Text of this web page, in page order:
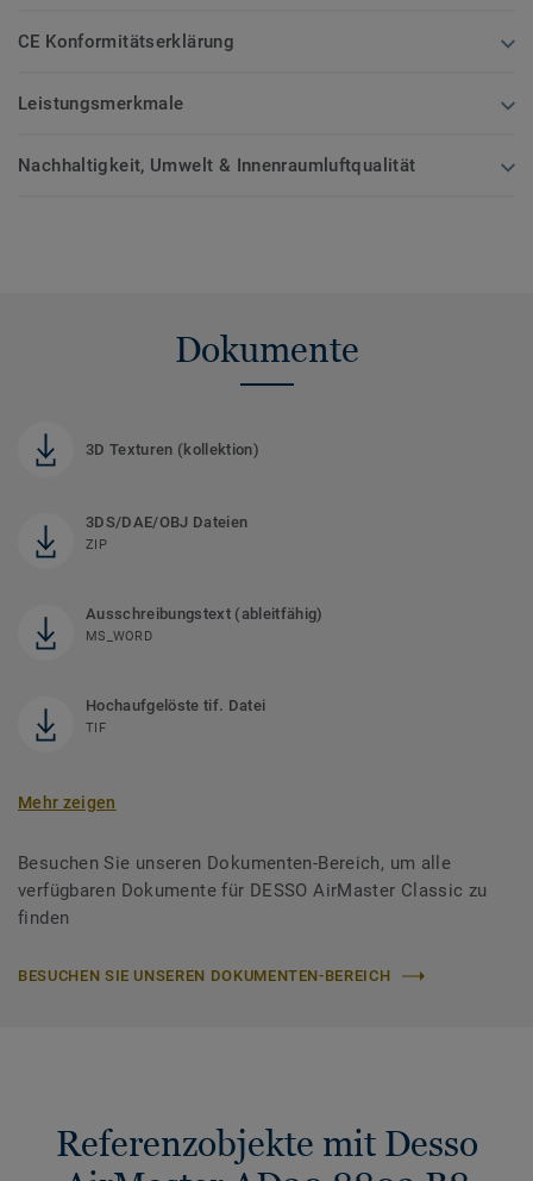
CE Konformitätserklärung
Leistungsmerkmale
Nachhaltigkeit, Umwelt & Innenraumluftqualität
Dokumente
3D Texturen (kollektion)
3DS/DAE/OBJ Dateien
ZIP
Ausschreibungstext (ableitfähig)
MS_WORD
Hochaufgelöste tif. Datei
TIF
Mehr zeigen
Besuchen Sie unseren Dokumenten-Bereich, um alle
verfügbaren Dokumente für DESSO AirMaster Classic zu
finden
BESUCHEN SIE UNSEREN DOKUMENTEN-BEREICH
Referenzobjekte mit Desso